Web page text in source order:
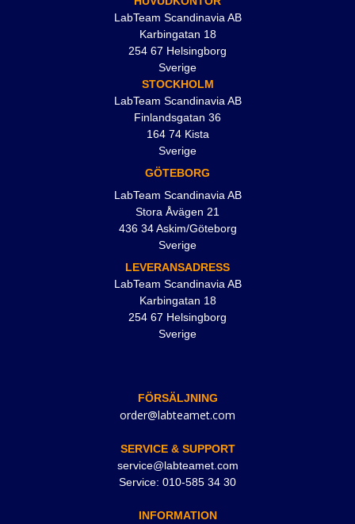
LabTeam Scandinavia AB
Karbingatan 18
254 67 Helsingborg
Sverige
STOCKHOLM
LabTeam Scandinavia AB
Finlandsgatan 36
164 74 Kista
Sverige
GÖTEBORG
LabTeam Scandinavia AB
Stora Åvägen 21
436 34 Askim/Göteborg
Sverige
LEVERANSADRESS
LabTeam Scandinavia AB
Karbingatan 18
254 67 Helsingborg
Sverige
FÖRSÄLJNING
order@labteamet.com
SERVICE & SUPPORT
service@labteamet.com
Service: 010-585 34 30
INFORMATION